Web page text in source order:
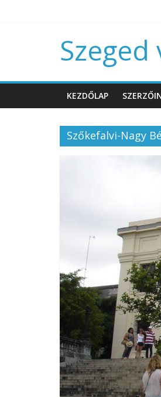
KEZDŐLAP
Szőkefalvi-Nagy